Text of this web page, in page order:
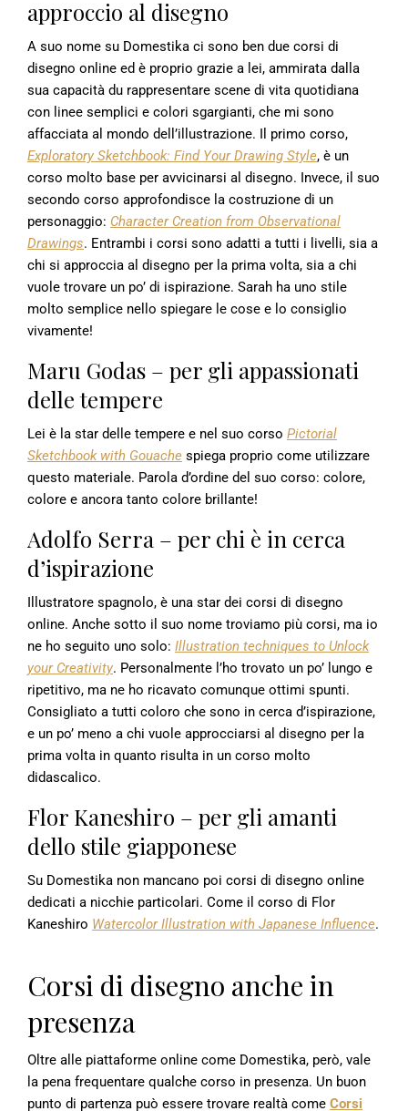
approccio al disegno
A suo nome su Domestika ci sono ben due corsi di
disegno online ed è proprio grazie a lei, ammirata dalla
sua capacità du rappresentare scene di vita quotidiana
con linee semplici e colori sgargianti, che mi sono
affacciata al mondo dell’illustrazione. Il primo corso,
Exploratory Sketchbook: Find Your Drawing Style, è un
corso molto base per avvicinarsi al disegno. Invece, il suo
secondo corso approfondisce la costruzione di un
personaggio: Character Creation from Observational
Drawings. Entrambi i corsi sono adatti a tutti i livelli, sia a
chi si approccia al disegno per la prima volta, sia a chi
vuole trovare un po’ di ispirazione. Sarah ha uno stile
molto semplice nello spiegare le cose e lo consiglio
vivamente!
Maru Godas – per gli appassionati
delle tempere
Lei è la star delle tempere e nel suo corso Pictorial
Sketchbook with Gouache spiega proprio come utilizzare
questo materiale. Parola d’ordine del suo corso: colore,
colore e ancora tanto colore brillante!
Adolfo Serra – per chi è in cerca
d’ispirazione
Illustratore spagnolo, è una star dei corsi di disegno
online. Anche sotto il suo nome troviamo più corsi, ma io
ne ho seguito uno solo: Illustration techniques to Unlock
your Creativity. Personalmente l’ho trovato un po’ lungo e
ripetitivo, ma ne ho ricavato comunque ottimi spunti.
Consigliato a tutti coloro che sono in cerca d’ispirazione,
e un po’ meno a chi vuole approcciarsi al disegno per la
prima volta in quanto risulta in un corso molto
didascalico.
Flor Kaneshiro – per gli amanti
dello stile giapponese
Su Domestika non mancano poi corsi di disegno online
dedicati a nicchie particolari. Come il corso di Flor
Kaneshiro Watercolor Illustration with Japanese Influence.
Corsi di disegno anche in
presenza
Oltre alle piattaforme online come Domestika, però, vale
la pena frequentare qualche corso in presenza. Un buon
punto di partenza può essere trovare realtà come Corsi